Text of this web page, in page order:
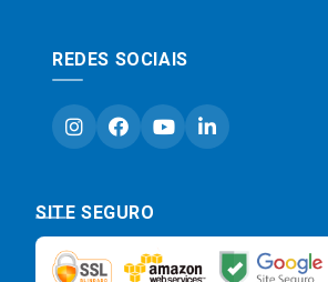
REDES SOCIAIS
SITE SEGURO